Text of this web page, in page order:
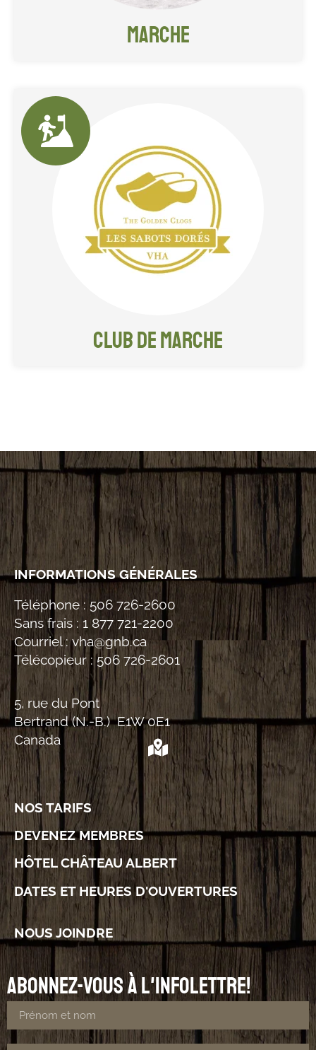
Marche
Dépassez-vous, on s'occupe de
compter les kilomètres!
Club de marche
Abonnez-vous à l'infolettre!
INFORMATIONS GÉNÉRALES
Téléphone : 506 726-2600
Sans frais : 1 877 721-2200
Courriel :vha@gnb.ca
Télécopieur :506 726-2601
5, rue du Pont
Bertrand (N.-B.) E1W 0E1
Canada
NOS TARIFS
DEVENEZ MEMBRES
HÔTEL CHÂTEAU ALBERT
DATES ET HEURES D'OUVERTURES
NOUS JOINDRE